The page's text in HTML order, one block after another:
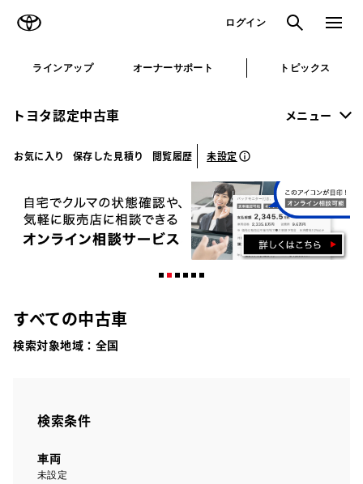
ログイン 検索 メニュ
ラインアップ オーナーサポート トピックス
トヨタ認定中古車 メニュー
お気に入り 保存した見積り 閲覧履歴 未設定
すべての中古車
検索対象地域： 全国
検索条件
車両
未設定